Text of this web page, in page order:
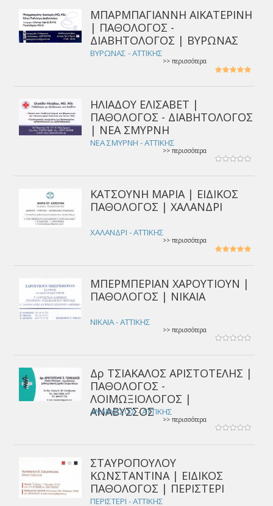
ΜΠΑΡΜΠΑΓΙΑΝΝΗ ΑΙΚΑΤΕΡΙΝΗ
| ΠΑΘΟΛΟΓΟΣ -
ΔΙΑΒΗΤΟΛΟΓΟΣ | ΒΥΡΩΝΑΣ
ΒΥΡΩΝΑΣ - ΑΤΤΙΚΗΣ
>> περισσότερα
ΗΛΙΑΔΟΥ ΕΛΙΣΑΒΕΤ |
ΠΑΘΟΛΟΓΟΣ - ΔΙΑΒΗΤΟΛΟΓΟΣ
| ΝΕΑ ΣΜΥΡΝΗ
ΝΕΑ ΣΜΥΡΝΗ - ΑΤΤΙΚΗΣ
>> περισσότερα
ΚΑΤΣΟΥΝΗ ΜΑΡΙΑ | ΕΙΔΙΚΟΣ
ΠΑΘΟΛΟΓΟΣ | ΧΑΛΑΝΔΡΙ
ΧΑΛΑΝΔΡΙ - ΑΤΤΙΚΗΣ
>> περισσότερα
ΜΠΕΡΜΠΕΡΙΑΝ ΧΑΡΟΥΤΙΟΥΝ |
ΠΑΘΟΛΟΓΟΣ | ΝΙΚΑΙΑ
ΝΙΚΑΙΑ - ΑΤΤΙΚΗΣ
>> περισσότερα
Δρ ΤΣΙΑΚΑΛΟΣ ΑΡΙΣΤΟΤΕΛΗΣ |
ΠΑΘΟΛΟΓΟΣ -
ΛΟΙΜΩΞΙΟΛΟΓΟΣ |
ΑΝΑΒΥΣΣΟΣ
ΑΝΑΒΥΣΣΟΣ - ΑΤΤΙΚΗΣ
>> περισσότερα
ΣΤΑΥΡΟΠΟΥΛΟΥ
ΚΩΝΣΤΑΝΤΙΝΑ | ΕΙΔΙΚΟΣ
ΠΑΘΟΛΟΓΟΣ | ΠΕΡΙΣΤΕΡΙ
ΠΕΡΙΣΤΕΡΙ - ΑΤΤΙΚΗΣ